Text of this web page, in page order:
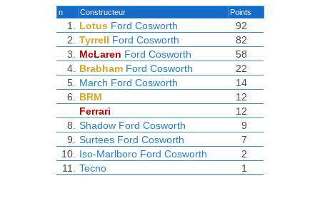
n Constructeur Points
1. Lotus Ford Cosworth
92
2.
Tyrrell Ford Cosworth
82
3.
McLaren Ford Cosworth
58
4.
Brabham Ford Cosworth
22
5.
March Ford Cosworth
14
6.
BRM
12
Ferrari
12
8.
Shadow Ford Cosworth
9
9.
Surtees Ford Cosworth
7
10.
Iso-Marlboro Ford Cosworth
2
11.
Tecno 1